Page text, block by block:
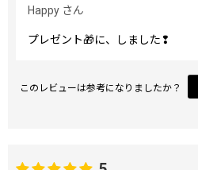
Happy さん
プレゼント🎁に、しました❢
このレビューは参考になりましたか？